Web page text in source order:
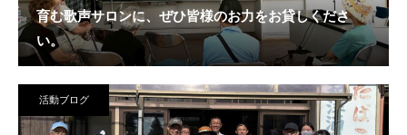
育む歌声サロンに、ぜひ皆様のお力をお貸しくださ
い。
活動ブログ